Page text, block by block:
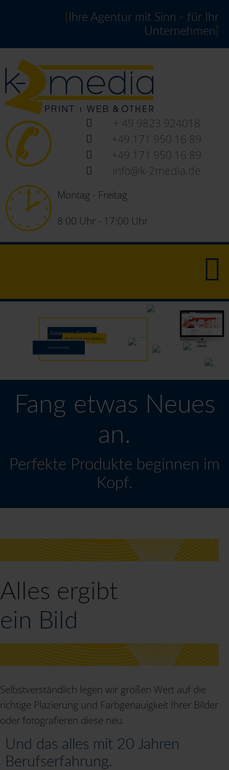
Ihre Agentur mit Sinn - für Ihr
Unternehmen
+ 49 9823 924018
+49 171 950 16 89
+49 171 950 16 89
info@k-2media.de
Montag - Freitag
8:00 Uhr - 17:00 Uhr
Corporate Design.
Perfekt für alle Medien.
MEHR ERFAHREN
Fang etwas Neues
an.
Perfekte Produkte beginnen im
Kopf.
Alles ergibt
ein Bild
Selbstverständlich legen wir großen Wert auf die
richtige Plazierung und Farbgenauigkeit Ihrer Bilder
oder fotografieren diese neu.
Und das alles mit 20 Jahren
Berufserfahrung.